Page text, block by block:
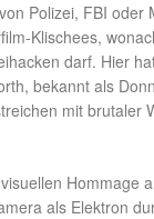
Polizei, FBI oder
Klischees,
darf. Hier
bekannt als
mit brutaler
Hommage
als Elektron